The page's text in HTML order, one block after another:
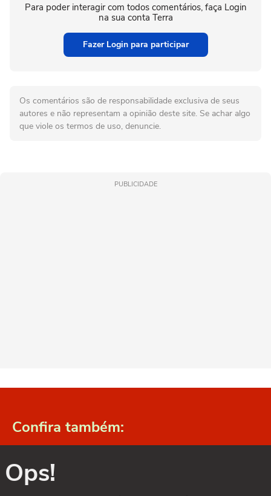
Para poder interagir com todos comentários, faça Login
na sua conta Terra
Fazer Login para participar
Os comentários são de responsabilidade exclusiva de seus
autores e não representam a opinião deste site. Se achar algo
que viole os termos de uso, denuncie.
PUBLICIDADE
Confira também:
Ops!